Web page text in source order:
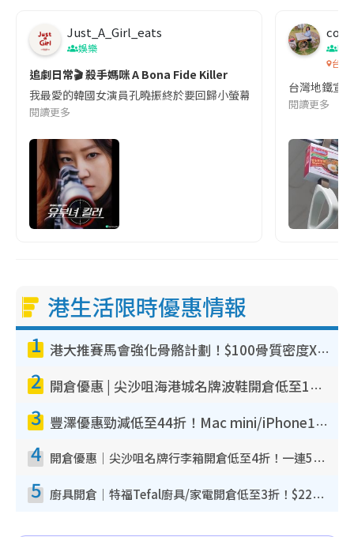
Just_A_Girl_eats
娛樂
追劇日常🎬 殺手媽咪 A Bona Fide Killer
我最愛的韓國女演員孔曉振終於要回歸小螢幕啦!這次的劇本改編
閱讀更多
co
吹
台灣
台灣地鐵宣
閱讀更多
港生活限時優惠情報
1 港大推賽馬會強化骨骼計劃！$100骨質密度X光檢查 完成免費運動訓練送超市禮券！附參加資格
2 開倉優惠 | 尖沙咀海港城名牌波鞋開倉低至1折！On鞋$899起／Joy&Peace鞋履$98起
3 豐澤優惠勁減低至44折！Mac mini/iPhone17Pro大減價！廚房家電$220起
4 開倉優惠｜尖沙咀名牌行李箱開倉低至4折！一連5日 American Tourister/ace./Hallmark $200起！
5 廚具開倉｜特福Tefal廚具/家電開倉低至3折！$220起買平底鍋/炒鑊/湯煲！電飯煲/吸塵機/燙斗$418起